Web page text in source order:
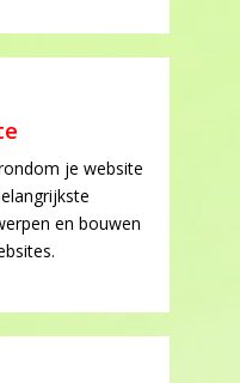
je website
en bouwen